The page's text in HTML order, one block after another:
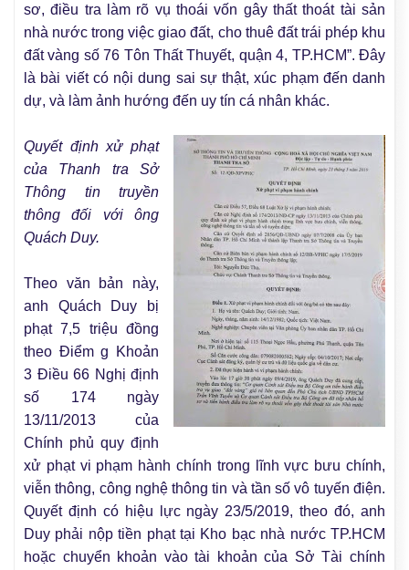
sơ, điều tra làm rõ vụ thoái vốn gây thất thoát tài sản
nhà nước trong việc giao đất, cho thuê đất trái phép khu
đất vàng số 76 Tôn Thất Thuyết, quận 4, TP.HCM”. Đây
là bài viết có nội dung sai sự thật, xúc phạm đến danh
dự, và làm ảnh hướng đến uy tín cá nhân khác.
Quyết định xử phạt
của Thanh tra Sở
Thông tin truyền
thông đối với ông
Quách Duy.
Theo văn bản này,
anh Quách Duy bị
phạt 7,5 triệu đồng
theo Điểm g Khoản
3 Điều 66 Nghị định
số 174 ngày
13/11/2013 của
Chính phủ quy định
xử phạt vi phạm hành chính trong lĩnh vực bưu chính,
viễn thông, công nghệ thông tin và tần số vô tuyến điện.
Quyết định có hiệu lực ngày 23/5/2019, theo đó, anh
Duy phải nộp tiền phạt tại Kho bạc nhà nước TP.HCM
hoặc chuyển khoản vào tài khoản của Sở Tài chính